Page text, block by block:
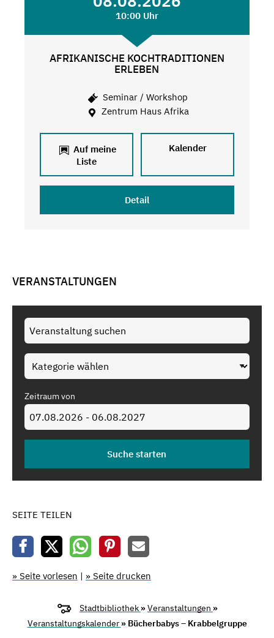
10:00 Uhr
AFRIKANISCHE KOCHTRADITIONEN
ERLEBEN
Seminar / Workshop
Zentrum Haus Afrika
Auf meine
Liste
Kalender
Detail
VERANSTALTUNGEN
Zeitraum von
SEITE TEILEN
» Seite vorlesen | » Seite drucken
Stadtbibliothek »Veranstaltungen »
Veranstaltungskalender » Bücherbabys – Krabbelgruppe